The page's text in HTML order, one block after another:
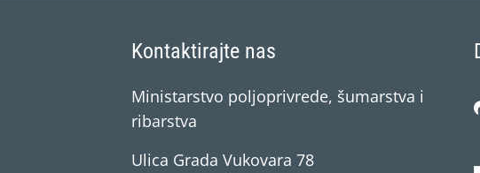
Kontaktirajte nas
Ministarstvo poljoprivrede, šumarstva i
ribarstva
Ulica Grada Vukovara 78